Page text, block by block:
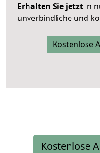
Erhalten Sie jetzt in
unverbindliche und
Kostenlose
Kostenlose